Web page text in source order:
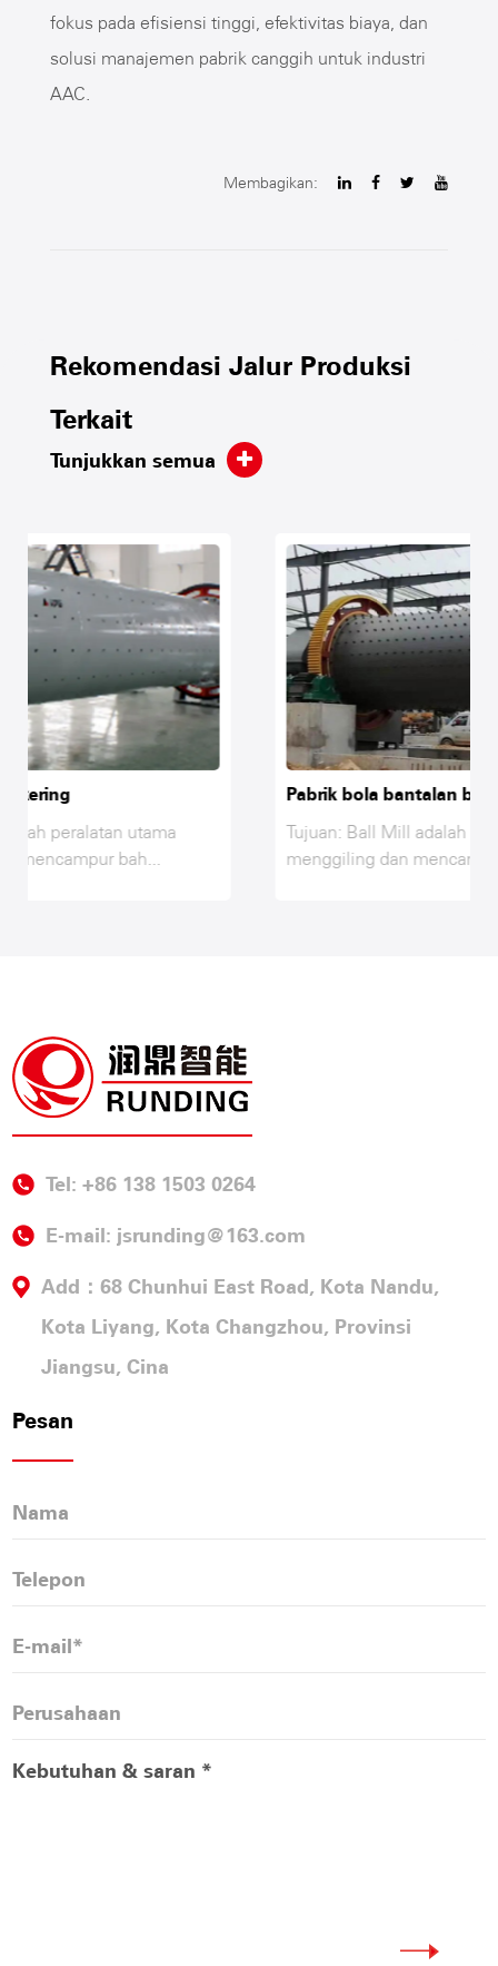
fokus pada efisiensi tinggi, efektivitas biaya, dan
solusi manajemen pabrik canggih untuk industri
AAC.
Membagikan:
Rekomendasi Jalur Produksi
Terkait
Tunjukkan semua
Pabrik bola bantalan basah
Tujuan: Ball Mill adalah peralatan utama untuk
menggiling dan mencampur bahan...
Tel: +86 138 1503 0264
E-mail: jsrunding@163.com
Add：68 Chunhui East Road, Kota Nandu,
Kota Liyang, Kota Changzhou, Provinsi
Jiangsu, Cina
Pesan